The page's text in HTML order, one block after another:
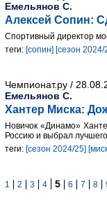
Емельянов С.
Алексей Сопин:
Спортивный директор
теги: [сопин] [сезон 2024/
Чемпионат.ру /
Емельянов С.
Хантер Миска:
Новичок «Динамо»
Россию и выбрал
теги: [сезон 2024/25]
1 2 3 4 5 6 7 8